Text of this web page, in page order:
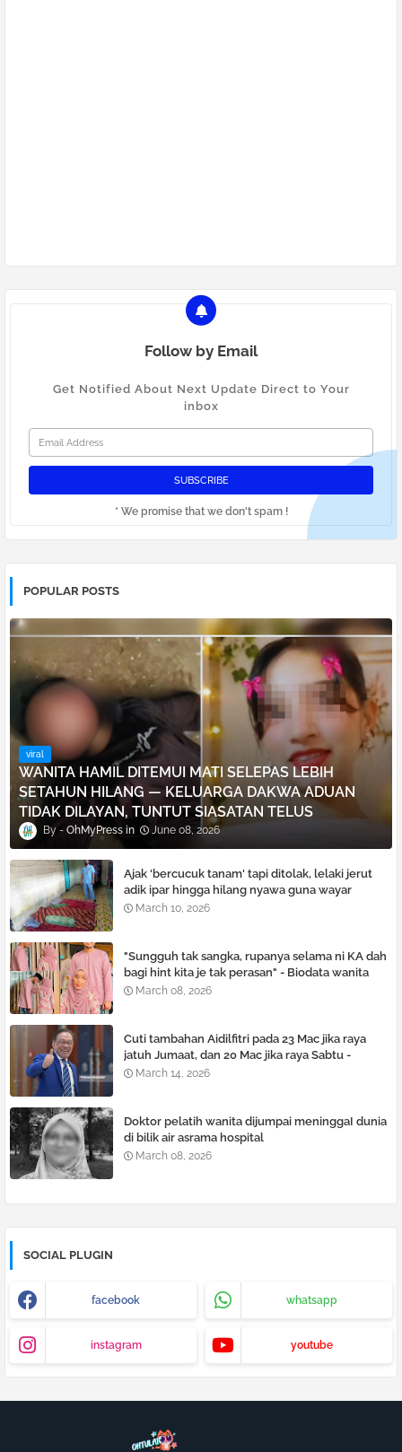
Follow by Email
Get Notified About Next Update Direct to Your
inbox
* We promise that we don't spam !
POPULAR POSTS
viral
WANITA HAMIL DITEMUI MATI SELEPAS LEBIH
SETAHUN HILANG — KELUARGA DAKWA ADUAN
TIDAK DILAYAN, TUNTUT SIASATAN TELUS
OhMyPress June 08, 2026
Ajak 'bercucuk tanam' tapi ditolak, lelaki je͏rut
adik ipar hingga hilang nyawa guna wayar
pelurus rambut
March 10, 2026
"Sungguh tak sangka, rupanya selama ni KA dah
bagi hint kita je tak perasan" - Biodata wanita
pilihan hati Khairul Aming akhirnya didedahkan
March 08, 2026
Cuti tambahan Aidilfitri pada 23 Mac jika raya
jatuh Jumaat, dan 20 Mac jika raya Sabtu -
Perdana Menteri
March 14, 2026
Doktor pelatih wanita dijumpai meninggaI dunia
di bilik air asrama hospital
March 08, 2026
SOCIAL PLUGIN
facebook whatsapp
instagram youtube